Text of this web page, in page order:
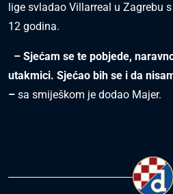
lige svladao Villarreal u Zagrebu
12 godina.
– Sjećam se te pobjede,
utakmici. Sjećao bih se i da
– sa smiješkom je dodao Majer.